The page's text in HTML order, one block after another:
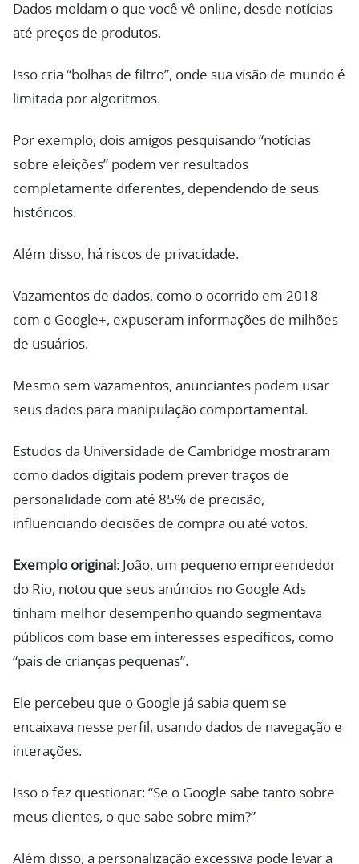
Dados moldam o que você vê online, desde notícias
até preços de produtos.
Isso cria “bolhas de filtro”, onde sua visão de mundo é
limitada por algoritmos.
Por exemplo, dois amigos pesquisando “notícias
sobre eleições” podem ver resultados
completamente diferentes, dependendo de seus
históricos.
Além disso, há riscos de privacidade.
Vazamentos de dados, como o ocorrido em 2018
com o Google+, expuseram informações de milhões
de usuários.
Mesmo sem vazamentos, anunciantes podem usar
seus dados para manipulação comportamental.
Estudos da Universidade de Cambridge mostraram
como dados digitais podem prever traços de
personalidade com até 85% de precisão,
influenciando decisões de compra ou até votos.
Exemplo original : João, um pequeno empreendedor
do Rio, notou que seus anúncios no Google Ads
tinham melhor desempenho quando segmentava
públicos com base em interesses específicos, como
“pais de crianças pequenas”.
Ele percebeu que o Google já sabia quem se
encaixava nesse perfil, usando dados de navegação e
interações.
Isso o fez questionar: “Se o Google sabe tanto sobre
meus clientes, o que sabe sobre mim?”
Além disso, a personalização excessiva pode levar a